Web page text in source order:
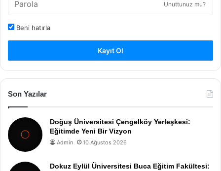
Unuttunuz mu?
Beni hatırla
Kayıt Ol
Son Yazılar
Doğuş Üniversitesi Çengelköy Yerleşkesi:
Eğitimde Yeni Bir Vizyon
Admin 10 Ağustos 2026
Dokuz Eylül Üniversitesi Buca Eğitim Fakültesi: